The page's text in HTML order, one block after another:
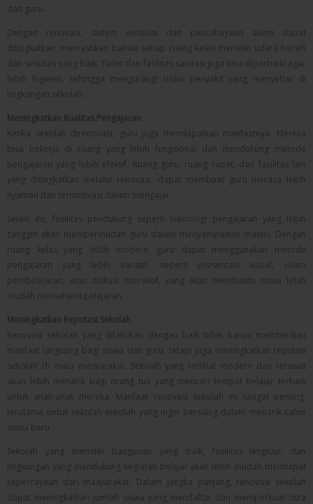
dan guru.
Dengan renovasi, sistem ventilasi dan pencahayaan alami dapat
ditingkatkan, memastikan bahwa setiap ruang kelas memiliki udara bersih
dan sirkulasi yang baik. Toilet dan fasilitas sanitasi juga bisa diperbaiki agar
lebih higienis, sehingga mengurangi risiko penyakit yang menyebar di
lingkungan sekolah.
Meningkatkan Kualitas Pengajaran
Ketika sekolah direnovasi, guru juga mendapatkan manfaatnya. Mereka
bisa bekerja di ruang yang lebih fungsional dan mendukung metode
pengajaran yang lebih efektif. Ruang guru, ruang rapat, dan fasilitas lain
yang ditingkatkan melalui renovasi, dapat membuat guru merasa lebih
nyaman dan termotivasi dalam mengajar.
Selain itu, fasilitas pendukung seperti teknologi pengajaran yang lebih
canggih akan mempermudah guru dalam menyampaikan materi. Dengan
ruang kelas yang lebih modern, guru dapat menggunakan metode
pengajaran yang lebih variatif, seperti presentasi visual, video
pembelajaran, atau diskusi interaktif, yang akan membantu siswa lebih
mudah memahami pelajaran.
Meningkatkan Reputasi Sekolah
Renovasi sekolah yang dilakukan dengan baik tidak hanya memberikan
manfaat langsung bagi siswa dan guru, tetapi juga meningkatkan reputasi
sekolah di mata masyarakat. Sekolah yang terlihat modern dan terawat
akan lebih menarik bagi orang tua yang mencari tempat belajar terbaik
untuk anak-anak mereka. Manfaat renovasi sekolah ini sangat penting,
terutama untuk sekolah-sekolah yang ingin bersaing dalam menarik calon
siswa baru.
Sekolah yang memiliki bangunan yang baik, fasilitas lengkap, dan
lingkungan yang mendukung kegiatan belajar akan lebih mudah mendapat
kepercayaan dari masyarakat. Dalam jangka panjang, renovasi sekolah
dapat meningkatkan jumlah siswa yang mendaftar dan memperkuat citra